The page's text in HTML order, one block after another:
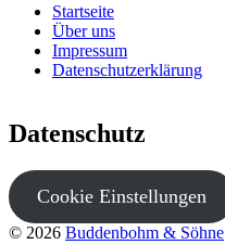
Startseite
Über uns
Impressum
Datenschutzerklärung
Datenschutz
Cookie Einstellungen
© 2026 Buddenbohm & Söhne